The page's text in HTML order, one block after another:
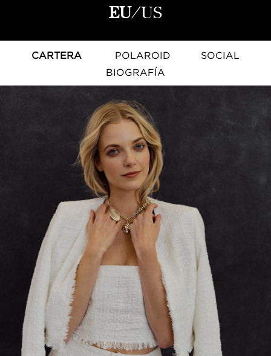
EU/US
CARTERA POLAROID
SOCIAL
BIOGRAFÍA